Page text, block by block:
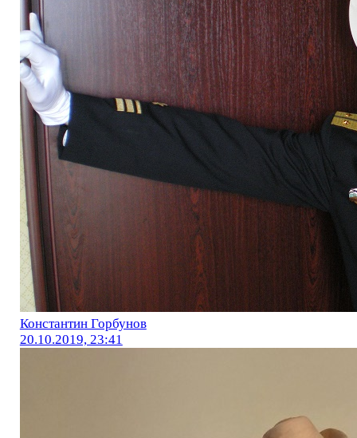
Константин Горбунов
20.10.2019, 23:41